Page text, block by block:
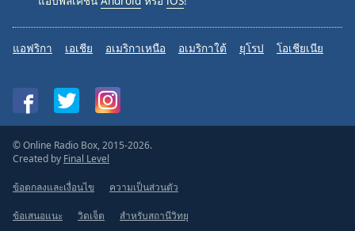
แอฟริกา เอเชีย อเมริกาเหนือ อเมริกาใต้ ยุโรป โอเชียเนีย
© Online Radio Box, 2015-2026.
Created by Final Level
ข้อตกลงและเงื่อนไข ความเป็นส่วนตัว
ข้อเสนอแนะ วิดเจ็ต สำหรับสถานีวิทยุ